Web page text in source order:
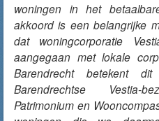
woningen in het
akkoord is een belangrijke
dat woningcorporatie
aangegaan met lokale
Barendrecht betekent
Barendrechtse Vestia-
Patrimonium en